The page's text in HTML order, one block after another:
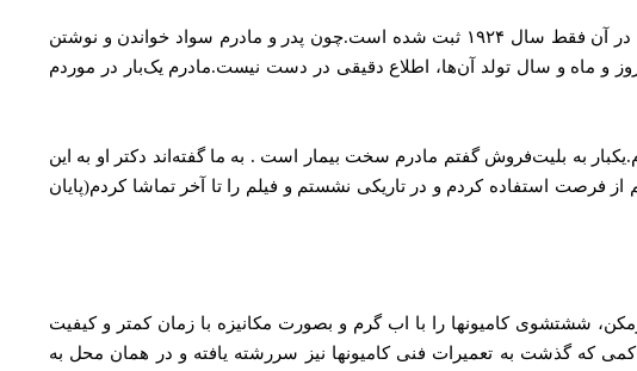
آن‌طور که در شناسنامه‌ام نوشته شده در سال ۱۳۰۳ در مشهد به دنیا آمده‌ام. تاریخ تولدم حتی در گذرنامه‌ام روز و ماه ندارد . در آن فقط سال ۱۹۲۴ ثبت شده است.چون پدر و مادرم سواد خواندن و نوشتن
روز و ماه و سال تولد آن‌ها، اطلاع دقیقی در دست نیست.مادرم یک‌بار در موردم
به بلیت‌فروش گفتم مادرم سخت بیمار است . به ما گفته‌اند دکتر او به این
فرصت استفاده کردم و در تاریکی نشستم و فیلم را تا آخر تماشا کردم(پایان
ششتشوی کامیونها را با اب گرم و بصورت مکانیزه با زمان کمتر و کیفیت
کمی که گذشت به تعمیرات فنی کامیونها نیز سررشته یافته و در همان محل به